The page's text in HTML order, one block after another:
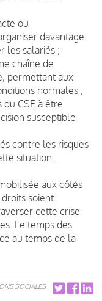
ou
davantage
les salariés ;
chaîne de
permettant aux
normales ;
CSE à être
susceptible
contre les risques
situation.
aux côtés
soient
cette crise
Le temps des
au temps de la
SOCIALES